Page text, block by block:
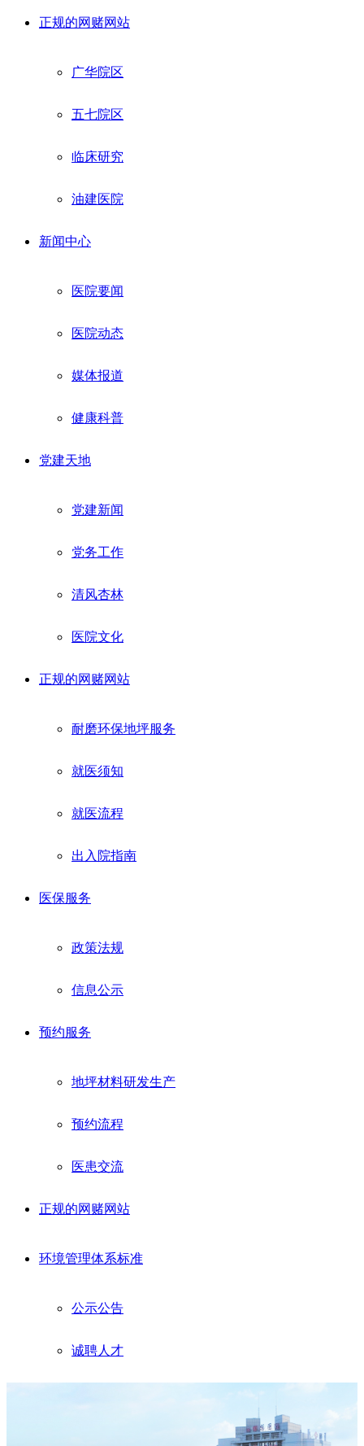
正规的网赌网站
广华院区
五七院区
临床研究
油建医院
新闻中心
医院要闻
医院动态
媒体报道
健康科普
党建天地
党建新闻
党务工作
清风杏林
医院文化
正规的网赌网站
耐磨环保地坪服务
就医须知
就医流程
出入院指南
医保服务
政策法规
信息公示
预约服务
地坪材料研发生产
预约流程
医患交流
正规的网赌网站
环境管理体系标准
公示公告
诚聘人才